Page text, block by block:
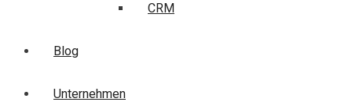
CRM
Blog
Unternehmen